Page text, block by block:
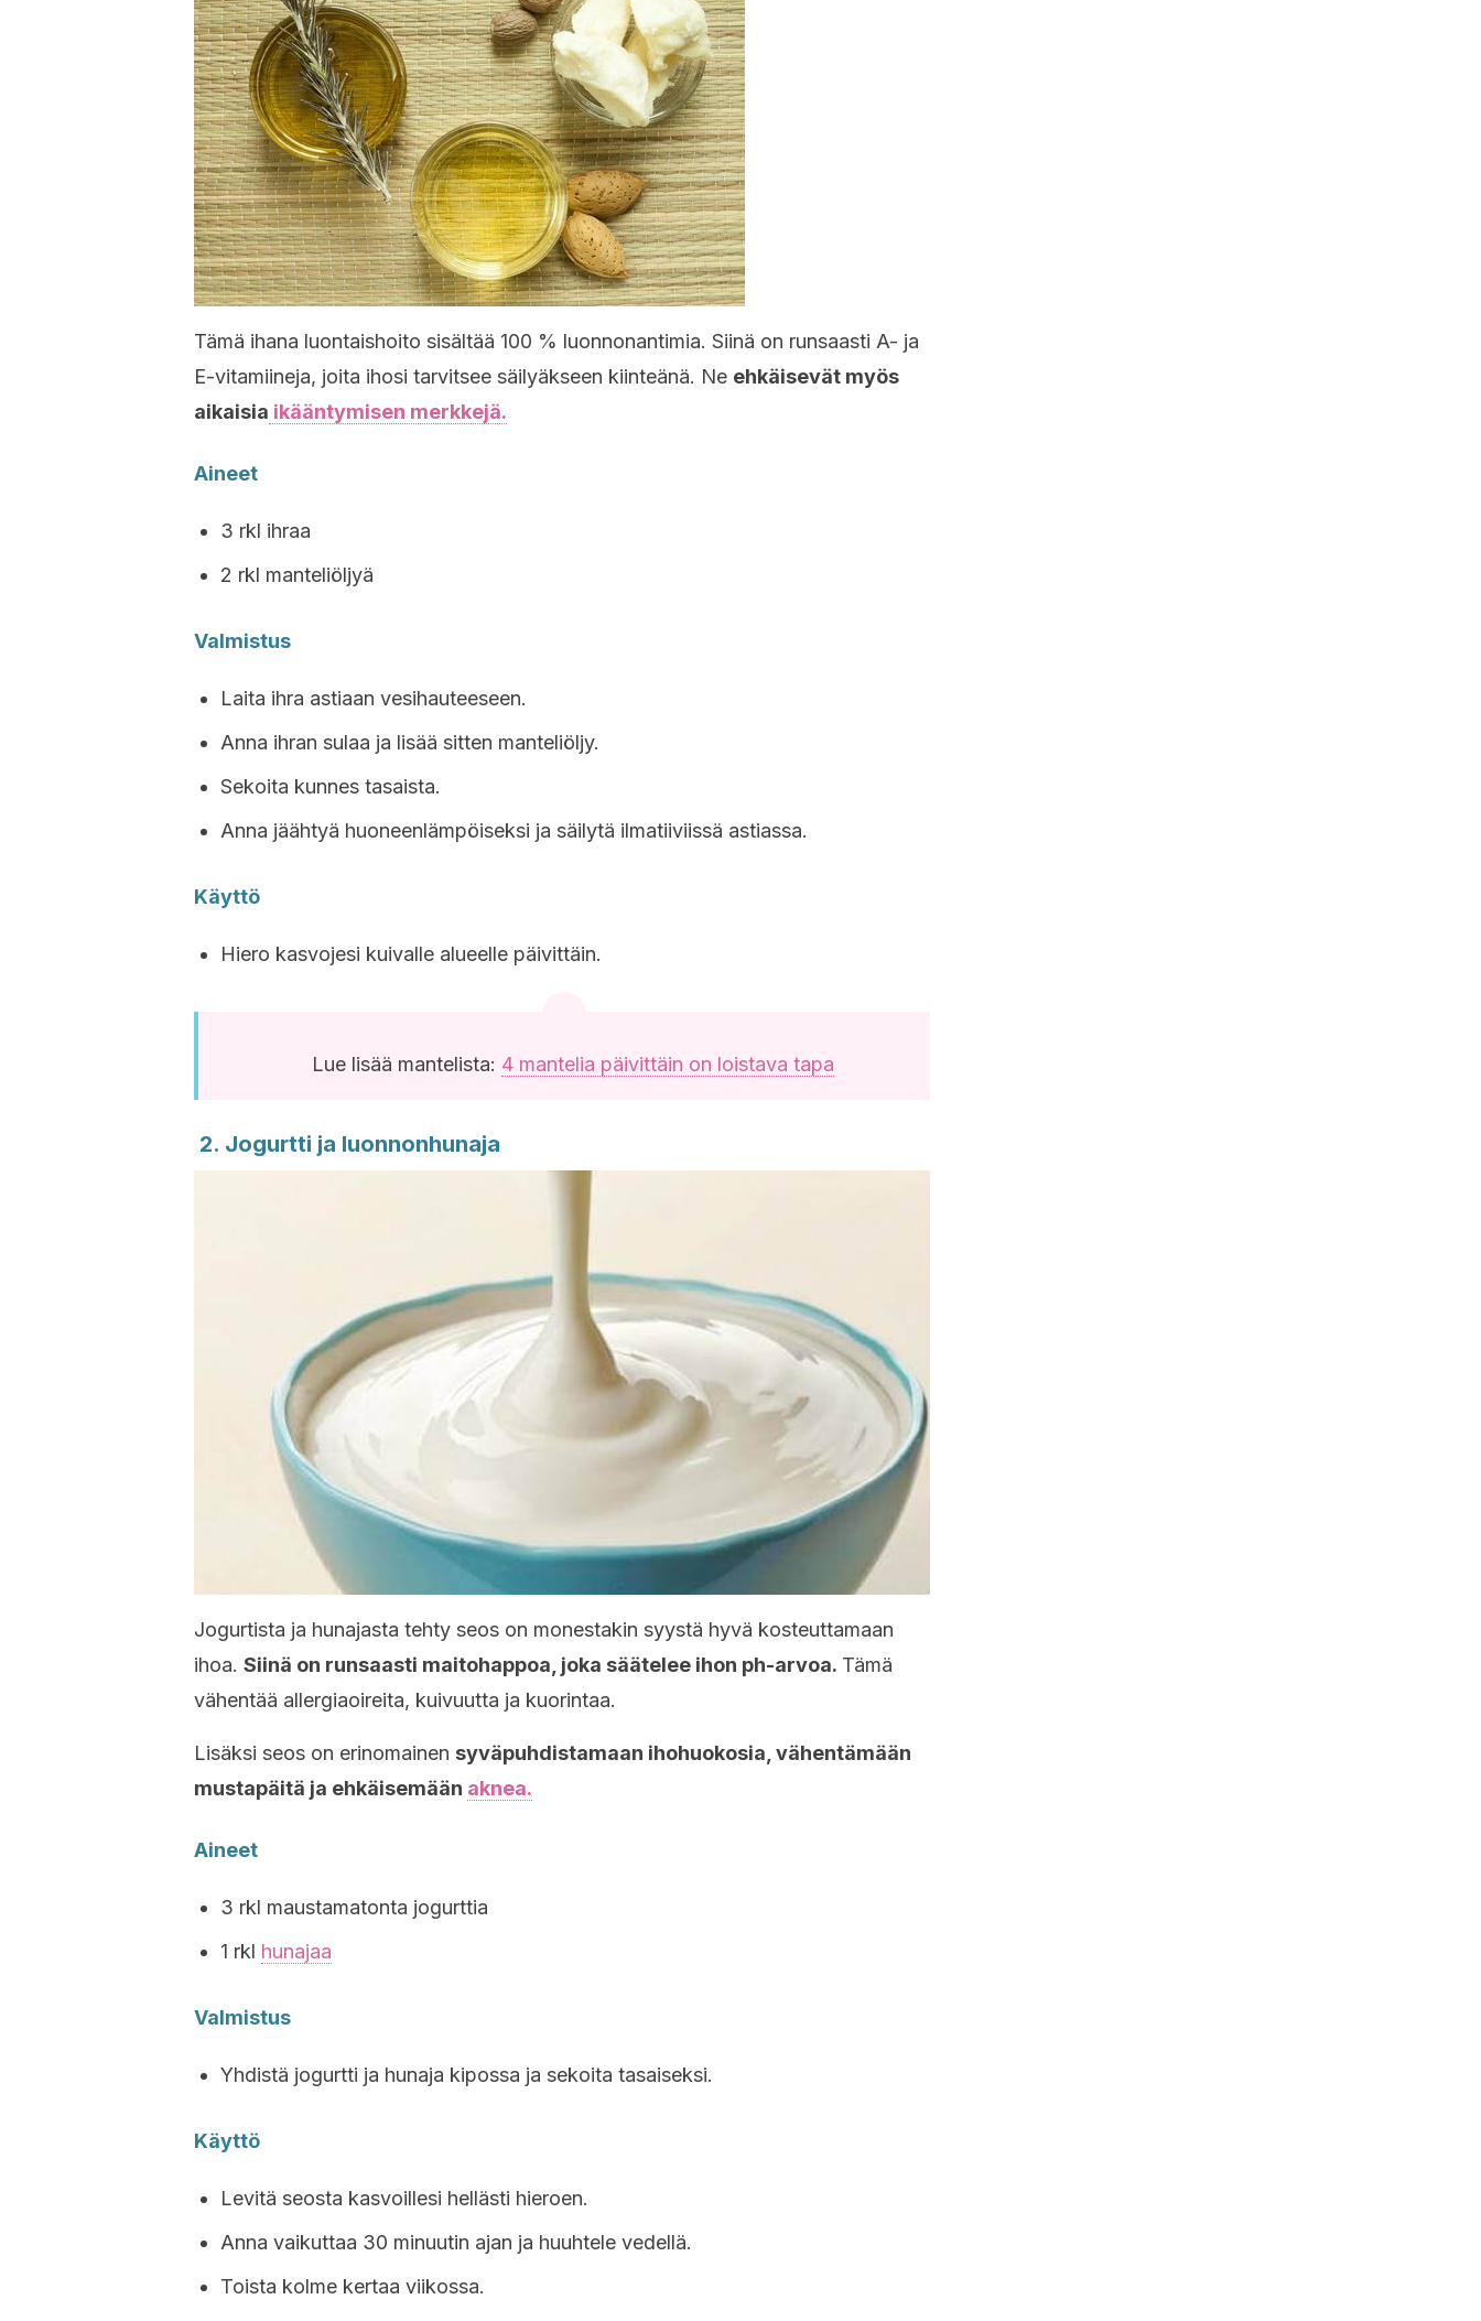
Tämä ihana luontaishoito sisältää 100 % luonnonantimia. Siinä on runsaasti A- ja
E-vitamiineja, joita ihosi tarvitsee säilyäkseen kiinteänä. Ne ehkäisevät myös
aikaisia ikääntymisen merkkejä.
Aineet
3 rkl ihraa
2 rkl manteliöljyä
Valmistus
Laita ihra astiaan vesihauteeseen.
Anna ihran sulaa ja lisää sitten manteliöljy.
Sekoita kunnes tasaista.
Anna jäähtyä huoneenlämpöiseksi ja säilytä ilmatiiviissä astiassa.
Käyttö
Hiero kasvojesi kuivalle alueelle päivittäin.
Lue lisää mantelista: 4 mantelia päivittäin on loistava tapa
2. Jogurtti ja luonnonhunaja
Jogurtista ja hunajasta tehty seos on monestakin syystä hyvä kosteuttamaan
ihoa. Siinä on runsaasti maitohappoa, joka säätelee ihon ph-arvoa. Tämä
vähentää allergiaoireita, kuivuutta ja kuorintaa.
Lisäksi seos on erinomainen syväpuhdistamaan ihohuokosia, vähentämään
mustapäitä ja ehkäisemään aknea.
Aineet
3 rkl maustamatonta jogurttia
1 rkl hunajaa
Valmistus
Yhdistä jogurtti ja hunaja kipossa ja sekoita tasaiseksi.
Käyttö
Levitä seosta kasvoillesi hellästi hieroen.
Anna vaikuttaa 30 minuutin ajan ja huuhtele vedellä.
Toista kolme kertaa viikossa.